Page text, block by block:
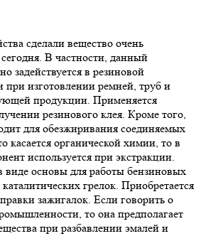
сделали вещество очень
В частности, данный
задействуется в резиновой
изготовлении ремней, труб и
продукции. Применяется
резинового клея. Кроме того,
для обезжиривания соединяемых
касается органической химии, то в
используется при экстракции.
виде основы для работы бензиновых
грелок. Приобретается
зажигалок. Если говорить о
то она предполагает
при разбавлении эмалей и